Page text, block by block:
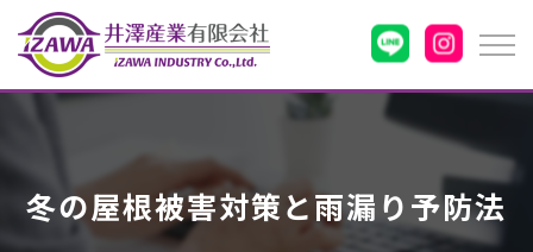
冬の屋根被害対策と雨漏り予防法